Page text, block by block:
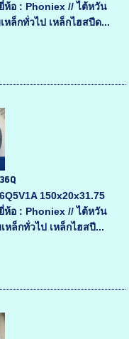
ห้อ : Phoniex // ไต้หวัน
หล็กทั่วไป เหล็กไฮสปีด...
150x20x31.75
ห้อ : Phoniex // ไต้หวัน
หล็กทั่วไป เหล็กไฮสปี...